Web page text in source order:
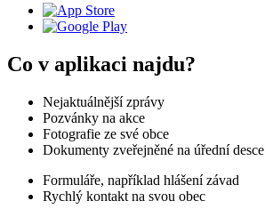
Co v aplikaci najdu?
Nejaktuálnější zprávy
Pozvánky na akce
Fotografie ze své obce
Dokumenty zveřejněné na úřední desce
Formuláře, například hlášení závad
Rychlý kontakt na svou obec